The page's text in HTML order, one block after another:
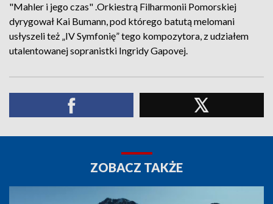
"Mahler i jego czas" .Orkiestrą Filharmonii Pomorskiej
dyrygował Kai Bumann, pod którego batutą melomani
usłyszeli też „IV Symfonię” tego kompozytora, z udziałem
utalentowanej sopranistki Ingridy Gapovej.
ZOBACZ TAKŻE